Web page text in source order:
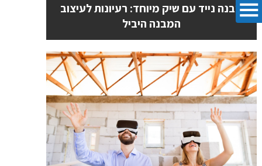
מבנה נייד עם שיק מיוחד: רעיונות לעיצוב
המבנה היביל